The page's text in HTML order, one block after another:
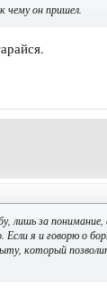
чему он пришел.
лишь за
Если я и говорю о
который